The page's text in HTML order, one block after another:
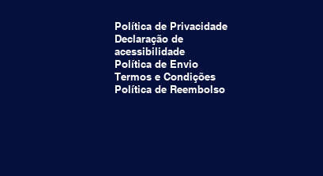
Política de Privacidade
Declaração de
acessibilidade
Política de Envio
Termos e Condições
Política de Reembolso